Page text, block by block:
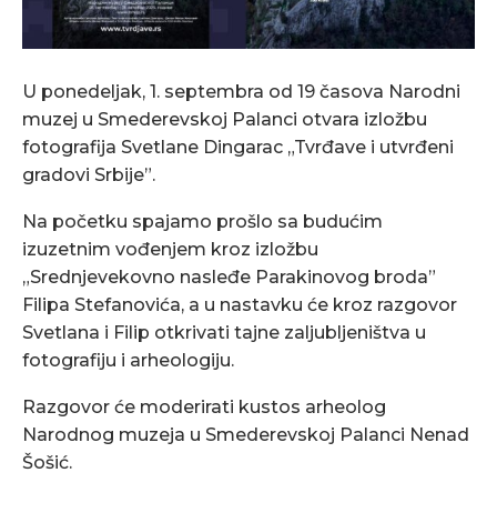
U ponedeljak, 1. septembra od 19 časova Narodni
muzej u Smederevskoj Palanci otvara izložbu
fotografija Svetlane Dingarac „Tvrđave i utvrđeni
gradovi Srbije”.
Na početku spajamo prošlo sa budućim
izuzetnim vođenjem kroz izložbu
„Srednjevekovno nasleđe Parakinovog broda”
Filipa Stefanovića, a u nastavku će kroz razgovor
Svetlana i Filip otkrivati tajne zaljubljeništva u
fotografiju i arheologiju.
Razgovor će moderirati kustos arheolog
Narodnog muzeja u Smederevskoj Palanci Nenad
Šošić.